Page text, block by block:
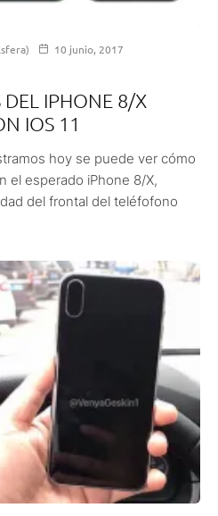
10 junio, 2017
DEL IPHONE 8/X
IOS 11
hoy se puede ver cómo
el esperado iPhone 8/X,
del frontal del teléfofono